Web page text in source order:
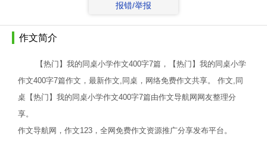
报错/举报
作文简介
【热门】我的同桌小学作文400字7篇，【热门】我的同桌小学
作文400字7篇作文，最新作文,同桌，网络免费作文共享。 作文,同
桌【热门】我的同桌小学作文400字7篇由作文导航网网友整理分
享。
作文导航网，作文123，全网免费作文资源推广分享发布平台。